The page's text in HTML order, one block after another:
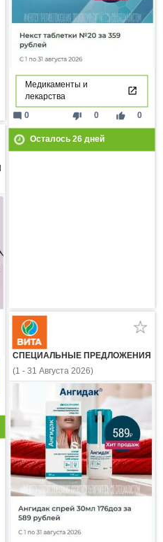
Медикаменты и
лекарства
thumb_down 0 thumb_up 0
mode_comment 0
Осталось 26дней
СПЕЦИАЛЬНЫЕ ПРЕДЛОЖЕНИЯ
(1 - 31 Августа 2026)